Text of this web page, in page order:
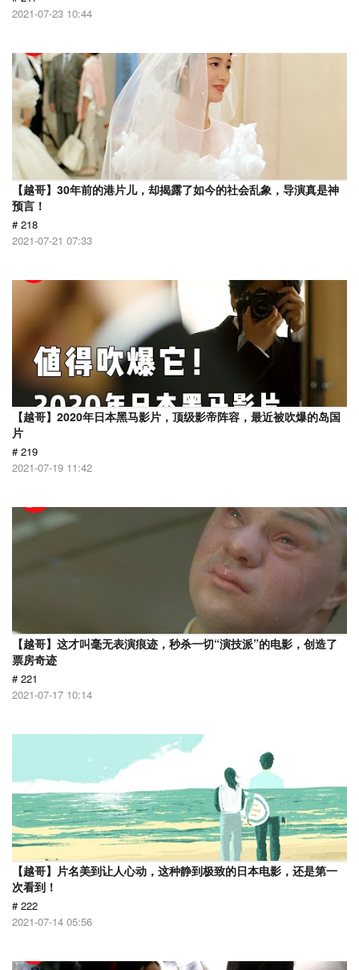
2021-07-23 10:44
【越哥】30年前的港片儿，却揭露了如今的社会乱象，导演真是神
预言！
# 218
2021-07-21 07:33
【越哥】2020年日本黑马影片，顶级影帝阵容，最近被吹爆的岛国
片
# 219
2021-07-19 11:42
【越哥】这才叫毫无表演痕迹，秒杀一切“演技派”的电影，创造了
票房奇迹
# 221
2021-07-17 10:14
【越哥】片名美到让人心动，这种静到极致的日本电影，还是第一
次看到！
# 222
2021-07-14 05:56